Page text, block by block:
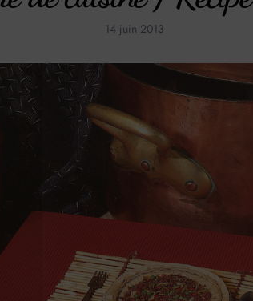
14 juin 2013